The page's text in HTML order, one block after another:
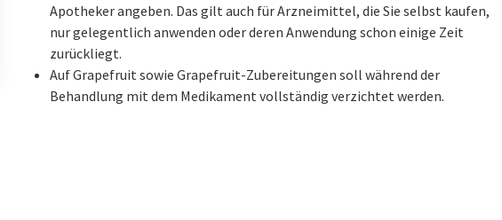
Apotheker angeben. Das gilt auch für Arzneimittel, die Sie selbst kaufen,
nur gelegentlich anwenden oder deren Anwendung schon einige Zeit
zurückliegt.
Auf Grapefruit sowie Grapefruit-Zubereitungen soll während der
Behandlung mit dem Medikament vollständig verzichtet werden.